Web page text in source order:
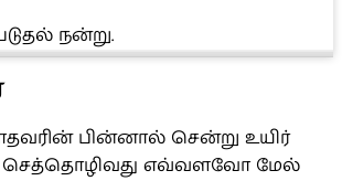
நன்று.
பின்னால் சென்று உயிர்
செத்தொழிவது எவ்வளவோ மேல்